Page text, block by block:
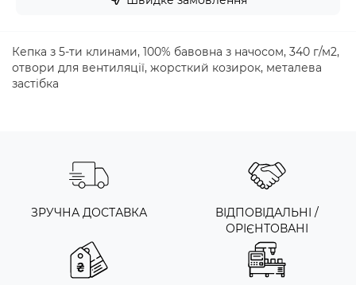
Кепка з 5-ти клинами, 100% бавовна з начосом, 340 г/м2,
отвори для вентиляції, жорсткий козирок, металева
застібка
ЗРУЧНА ДОСТАВКА
ВІДПОВІДАЛЬНІ /
ОРІЄНТОВАНІ